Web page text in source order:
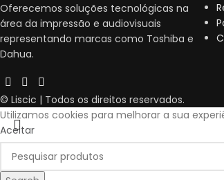
Oferecemos soluções tecnológicas na
área da impressão e audiovisuais
representando marcas como Toshiba e
Dahua.
© Liscic | Todos os direitos reservados.
Utilizamos cookies para melhorar a sua
Aceitar